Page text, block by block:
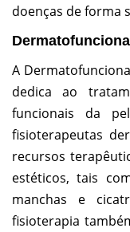
doenças de forma
Dermatofuncional
A
dedica ao
funcionais da
fisioterapeutas
recursos
estéticos, tais
manchas e
fisioterapia